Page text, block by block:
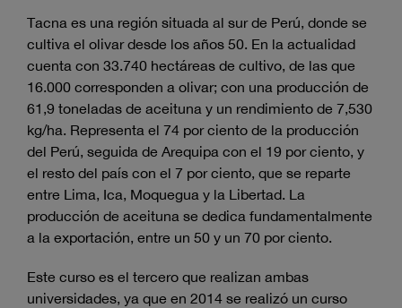
Tacna es una región situada al sur de Perú, donde se
cultiva el olivar desde los años 50. En la actualidad
cuenta con 33.740 hectáreas de cultivo, de las que
16.000 corresponden a olivar; con una producción de
61,9 toneladas de aceituna y un rendimiento de 7,530
kg/ha. Representa el 74 por ciento de la producción
del Perú, seguida de Arequipa con el 19 por ciento, y
el resto del país con el 7 por ciento, que se reparte
entre Lima, Ica, Moquegua y la Libertad. La
producción de aceituna se dedica fundamentalmente
a la exportación, entre un 50 y un 70 por ciento.
Este curso es el tercero que realizan ambas
universidades, ya que en 2014 se realizó un curso